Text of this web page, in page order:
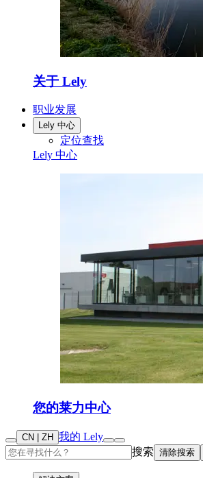
关于 Lely
职业发展
Lely 中心
定位查找
Lely 中心
您的莱力中心
CN | ZH 我的 Lely
搜索 清除搜索